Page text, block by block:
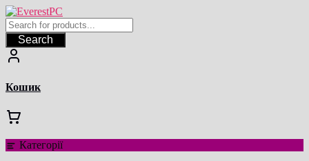
Перейти
до
вмісту
Search
Кошик
Категорії